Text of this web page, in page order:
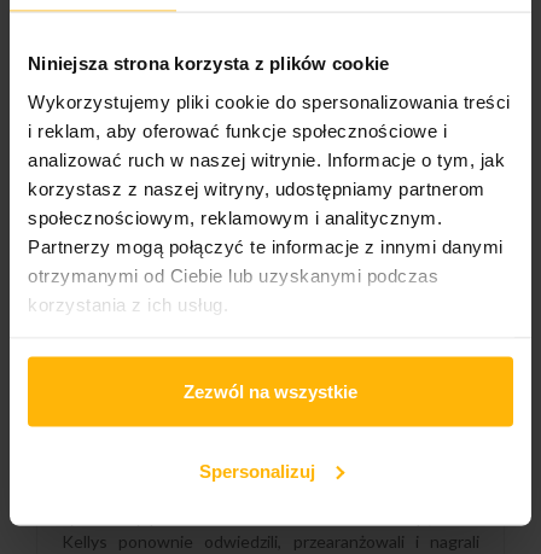
Niniejsza strona korzysta z plików cookie
Wykorzystujemy pliki cookie do spersonalizowania treści
i reklam, aby oferować funkcje społecznościowe i
analizować ruch w naszej witrynie. Informacje o tym, jak
korzystasz z naszej witryny, udostępniamy partnerom
społecznościowym, reklamowym i analitycznym.
Partnerzy mogą połączyć te informacje z innymi danymi
otrzymanymi od Ciebie lub uzyskanymi podczas
korzystania z ich usług.
Zezwól na wszystkie
Spersonalizuj
Pop
OPIS SZCZEGÓŁY PRODUKTU
25 lat temu The Kelly Family wydali swój legendarny
albumem, a także świętują rocznicę wydania swojego
przełomowego albumu. "25 Years Later" to nazwa tego
rocznicową płytę po cichu i potajemnie, aby uczcić
Kellys ponownie odwiedzili, przearanżowali i nagrali